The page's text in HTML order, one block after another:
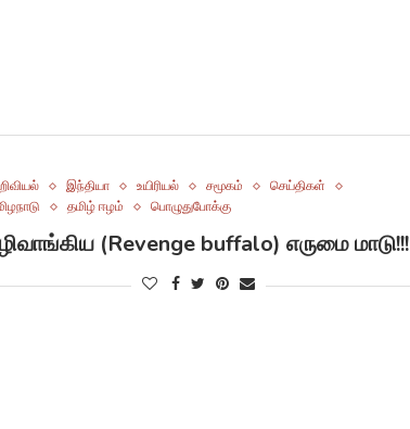
இந்தியா உயிரியல் சமூகம்
செய்திகள்
தமிழ் ஈழம் பொழுதுபோக்கு
(Revenge buffalo) எருமை மாடு!!!